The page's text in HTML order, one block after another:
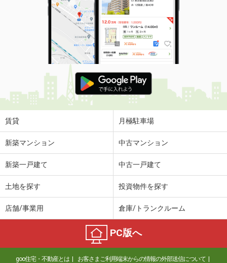
価 格
12.38万円
住 所
大阪府大阪市淀川区西中島５丁目
物件種別 貸事務所
使用面積 33.81m²
大阪府大阪市淀川区西中島５丁目
価 格
52.43万円
住 所
大阪府大阪市淀川区西中島５丁目
物件種別
112.52m²
大阪府大阪市淀川区十三東４丁目
貸店舗・事務所
大阪府大阪市淀川区西中島６丁目
17.85万円
住 所
大阪府大阪市淀川区西中島６丁目
物件種別 貸事務所
賃貸 月極駐車場
新築マンション 中古マンション
新築一戸建て 中古一戸建て
土地を探す 投資物件を探す
店舗/事業用 倉庫/トランクルーム
PC版へ
goo住宅・不動産とは お客さまご利用端末からの情報の外部送信について